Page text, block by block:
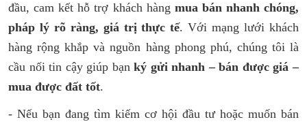
đầu, cam kết hỗ trợ khách hàng mua bán nhanh chóng,
pháp lý rõ ràng, giá trị thực tế. Với mạng lưới khách
hàng rộng khắp và nguồn hàng phong phú, chúng tôi là
cầu nối tin cậy giúp bạnký gửi nhanh – bán được giá –
mua được đất tốt.
- Nếu bạn đang tìm kiếm cơ hội đầu tư hoặc muốn bán